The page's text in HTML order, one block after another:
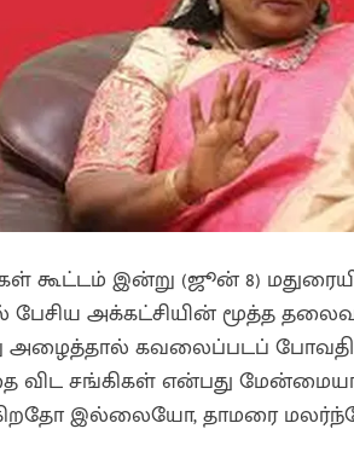
கூட்டம் இன்று (ஜூன் 8)
பேசிய அக்கட்சியின் மூத்த
அழைத்தால் கவலைப்படப்
விட சங்கிகள் என்பது
இல்லையோ, தாமரை